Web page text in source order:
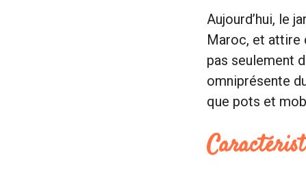
Aujourd’hui, le
Maroc, et attire
pas seulement
omniprésente
que pots et